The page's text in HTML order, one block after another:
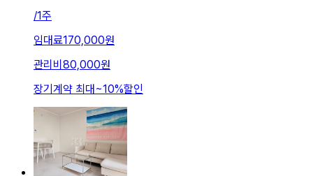
/1주
임대료170,000원
관리비 80,000원
장기계약 최대~10%할인